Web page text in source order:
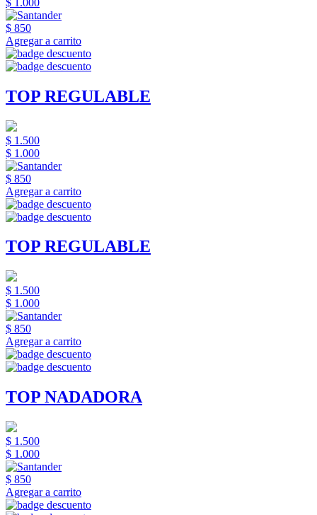
$ 850
Agregar a carrito
TOP REGULABLE
$ 1.500
$ 1.000
$ 850
Agregar a carrito
TOP REGULABLE
$ 1.500
$ 1.000
$ 850
Agregar a carrito
TOP NADADORA
$ 1.500
$ 1.000
$ 850
Agregar a carrito